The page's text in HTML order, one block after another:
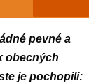
pevné a
obecných
je pochopili: